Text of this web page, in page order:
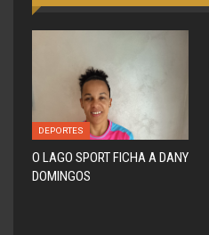
DEPORTES
O LAGO SPORT FICHA A DANY
DOMINGOS